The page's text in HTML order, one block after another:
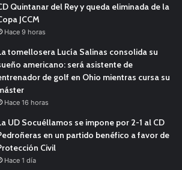
Quintanar del Rey y queda eliminada de la
JCCM
Hace 9 horas
tomellosera Lucía Salinas consolida su
americano: será asistente de
de golf en Ohio mientras cursa su
Hace 16 horas
UD Socuéllamos se impone por 2-1 al CD
en un partido benéfico a favor de
Civil
Hace 1 día